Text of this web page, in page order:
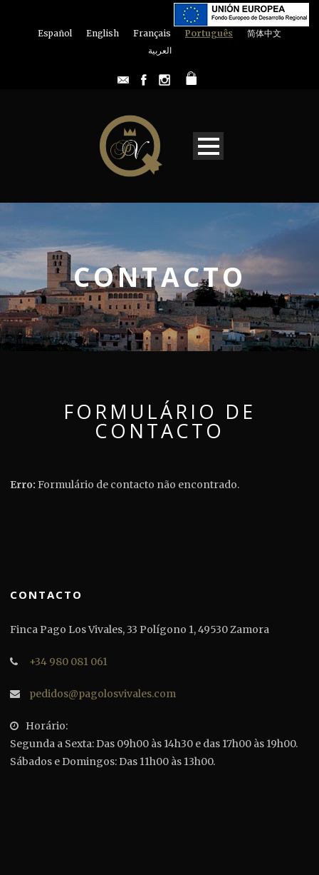
Español English Français Português
简体中文
العربية
CONTACTO
FORMULÁRIO DE
CONTACTO
Erro: Formulário de contacto não encontrado.
CONTACTO
Finca Pago Los Vivales, 33 Polígono 1, 49530 Zamora
+34 980 081 061
pedidos@pagolosvivales.com
Horário:
Segunda a Sexta: Das 09h00 às 14h30 e das 17h00 às 19h00.
Sábados e Domingos: Das 11h00 às 13h00.